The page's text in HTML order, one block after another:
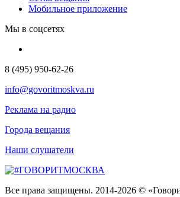
Мобильное приложение
Мы в соцсетях
8 (495) 950-62-26
info@govoritmoskva.ru
Реклама на радио
Города вещания
Наши слушатели
Все права защищены. 2014-2026 ©